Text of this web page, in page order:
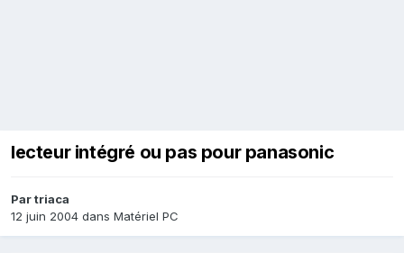
lecteur intégré ou pas pour panasonic
Partriaca
12 juin 2004 dans Matériel PC